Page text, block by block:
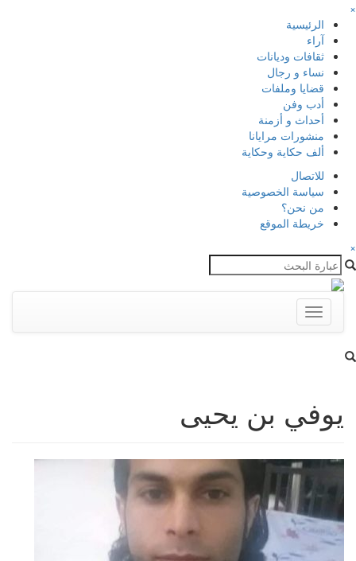
×
الرئيسية
آراء
ثقافات وديانات
نساء و رجال
قضايا وملفات
أدب وفن
أحداث و أزمنة
منشورات مرايانا
ألف حكاية وحكاية
للاتصال
سياسة الخصوصية
من نحن؟
خريطة الموقع
×
Toggle
navigation
يوفي بن يحيى